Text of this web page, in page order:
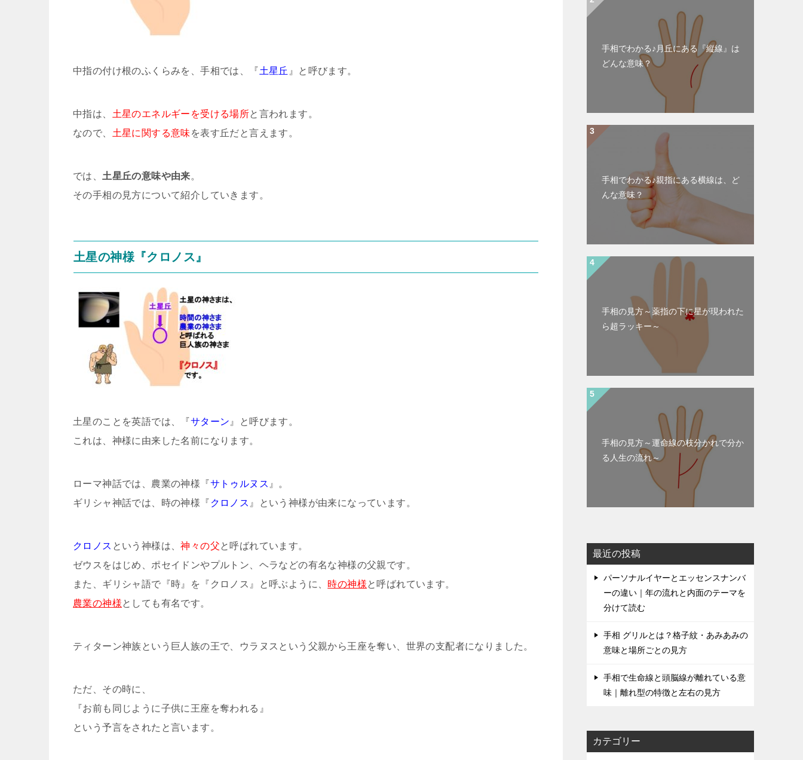
中指の付け根のふくらみを、手相では、『土星丘 』と呼びます。
中指は、 土星のエネルギーを受ける場所と言われます。
なので、 土星に関する意味 を表す丘だと言えます。
では、 土星丘の意味や由来。
その手相の見方について紹介していきます。
土星の神様『クロノス』
土星のことを英語では、『サターン 』と呼びます。
これは、神様に由来した名前になります。
ローマ神話では、農業の神様『サトゥルヌス 』。
ギリシャ神話では、時の神様『 クロノス 』という神様が由来になっています。
クロノス という神様は、神々の父と呼ばれています。
ゼウスをはじめ、ポセイドンやプルトン、ヘラなどの有名な神様の父親です。
また、ギリシャ語で『時』を『クロノス』と呼ぶように、 時の神様と呼ばれています。
農業の神様としても有名です。
ティターン神族という巨人族の王で、ウラヌスという父親から王座を奪い、世界の支配者になりました。
ただ、その時に、
『お前も同じように子供に王座を奪われる』
という予言をされたと言います。
手相でわかる♪月丘にある『縦線』は
どんな意味？
手相でわかる♪親指にある横線は、ど
んな意味？
手相の見方～薬指の下に星が現われた
ら超ラッキー～
手相の見方～運命線の枝分かれで分か
る人生の流れ～
最近の投稿
パーソナルイヤーとエッセンスナンバ
ーの違い｜年の流れと内面のテーマを
分けて読む
手相 グリルとは？格子紋・あみあみの
意味と場所ごとの見方
手相で生命線と頭脳線が離れている意
味｜離れ型の特徴と左右の見方
カテゴリー